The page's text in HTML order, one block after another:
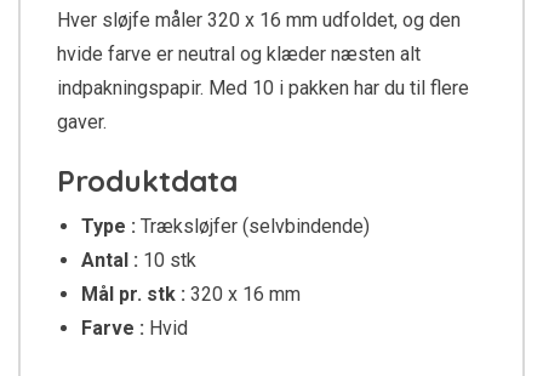
Hver sløjfe måler 320 x 16 mm udfoldet, og den
hvide farve er neutral og klæder næsten alt
indpakningspapir. Med 10 i pakken har du til flere
gaver.
Produktdata
Type : Træksløjfer (selvbindende)
Antal : 10 stk
Mål pr. stk : 320 x 16 mm
Farve : Hvid